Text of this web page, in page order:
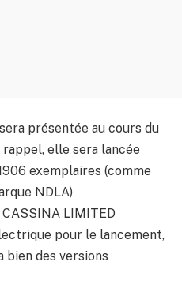
présentée au cours du
elle sera lancée
exemplaires (comme
NDLA)
LIMITED
pour le lancement,
bien des versions